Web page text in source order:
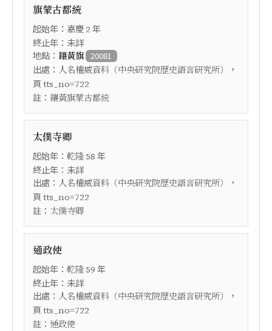
旗蒙古都統
起始年： 嘉慶 2 年
終止年：未詳
地點： 鑲黃旗 20081
出處： 人名權威資料（中央研究院歷史語言研究所）
，
頁 tts_no=722
註： 鑲黃旗蒙古都統
太僕寺卿
起始年： 乾隆 58 年
終止年：未詳
出處： 人名權威資料（中央研究院歷史語言研究所）
，
頁 tts_no=722
註： 太僕寺卿
通政使
起始年： 乾隆 59 年
終止年：未詳
出處： 人名權威資料（中央研究院歷史語言研究所）
，
頁 tts_no=722
註： 通政使